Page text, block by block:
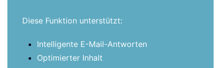
Diese Funktion unterstützt:
Intelligente E-Mail-Antworten
Optimierter Inhalt